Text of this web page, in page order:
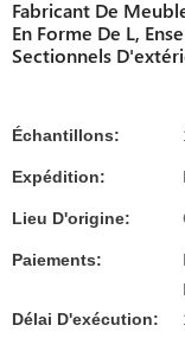
Fabricant De
En Forme De L,
Sectionnels
Échantillons:
Expédition:
Lieu D'origine:
Paiements:
Délai D'exécution: